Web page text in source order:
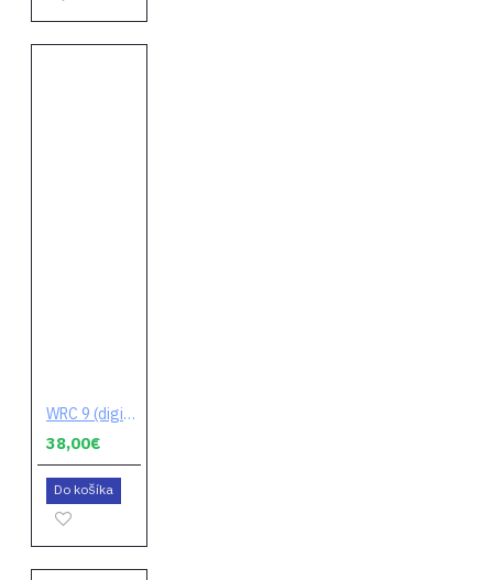
WRC 9 (digitálny kód)
38,00€
Do košíka